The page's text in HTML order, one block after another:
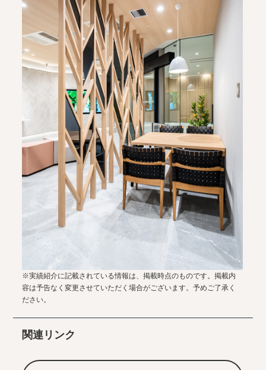
※実績紹介に記載されている情報は、掲載時点のものです。掲載内
容は予告なく変更させていただく場合がございます。予めご了承く
ださい。
関連リンク